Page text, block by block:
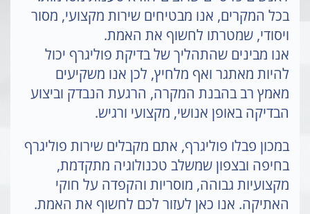
בכל המקרים, אנו מבטיחים שירות מקצועי, מסור
ויסודי, שמטרתו לחשוף את האמת.
אנו מבינים שהתהליך של בדיקת פוליגרף יכול
להיות מאתגר ואף מלחיץ, לכן אנו משקיעים
מאמץ רב בהבנת המקרה, הרגעת הנבדק וביצוע
הבדיקה באופן אנושי, מקצועי ורגיש.
במכון פבלו פוליגרף, אתם מקבלים שירות פוליגרף
בחיפה ובצפון שמשלב טכנולוגיה מתקדמת,
מקצועיות גבוהה, מוסריות והקפדה על חוקי
האתיקה. אנו כאן לעזור לכם לחשוף את האמת.